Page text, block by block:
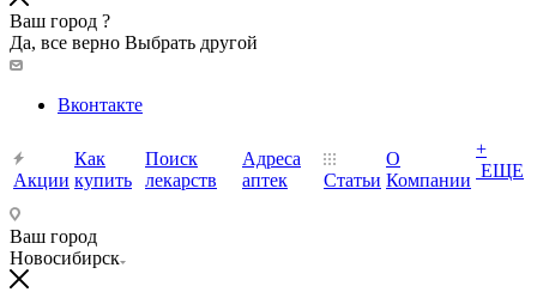
Ваш город ?
Да, все верно Выбрать другой
Вконтакте
Акции
Как
купить
Поиск
лекарств
Адреса
аптек
Статьи
О
Компании
+
ЕЩЕ
Ваш город
Новосибирск